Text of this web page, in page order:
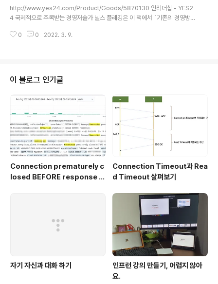
고 괴롭고 부끄러웠습니다." 지금 우리가 처한 현실을 이렇게 진짜처럼 그려낸
소설이 또 있을까 싶은 생각이 들 정도로 소설 속의 세상은 지금..
http://www.yes24.com/Product/Goods/5870130 언리더십 - YES2
4 국제적으로 주목받는 경영저술가 닐스 플레깅은 이 책에서 `기존의 경영방식
임의 효용이 이제는 다했다고 보고 www.yes24.com 리더십을 다루는 책인
입니다. ^^) 무엇보다 책을 읽는 내내 그래서 저자가 이야기하는 언리더십을 위
해서 구체적으로 어떻게 해야 하는 거지?라는 의문이 머릿속을 계속 멤 돌았..
0 0 2022. 3. 9.
이 블로그 인기글
Connection prematurely c
losed BEFORE response 에
Connection Timeout과 Rea
d Timeout 살펴보기
자기 자신과 대화 하기
인프런 강의 만들기, 어렵지 않아
요.